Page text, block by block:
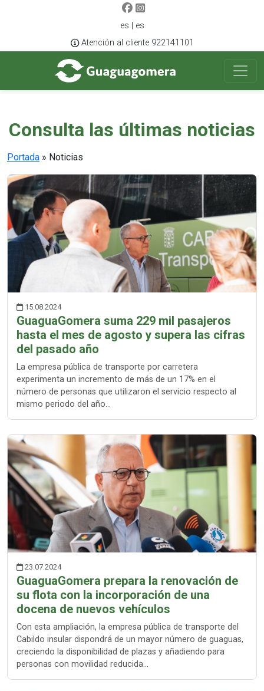
es | es
Atención al cliente 922141101
Consulta las últimas noticias
Portada » Noticias
15.08.2024
GuaguaGomera suma 229 mil pasajeros
hasta el mes de agosto y supera las cifras
del pasado año
La empresa pública de transporte por carretera
experimenta un incremento de más de un 17% en el
número de personas que utilizaron el servicio respecto al
mismo periodo del año…
23.07.2024
GuaguaGomera prepara la renovación de
su flota con la incorporación de una
docena de nuevos vehículos
Con esta ampliación, la empresa pública de transporte del
Cabildo insular dispondrá de un mayor número de guaguas,
creciendo la disponibilidad de plazas y añadiendo para
personas con movilidad reducida…